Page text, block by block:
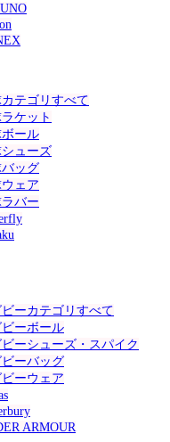
テゴリすべて
ケット
ール
ューズ
ッグ
ェア
バー
ーカテゴリすべて
ビーボール
ーシューズ・スパイク
ビーバッグ
ーウェア
ARMOUR